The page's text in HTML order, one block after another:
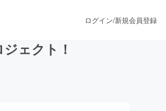
ログイン/新規会員登録
ェクト！